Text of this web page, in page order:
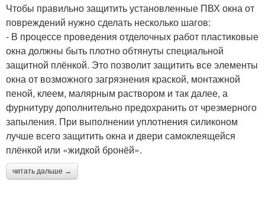
Чтобы правильно защитить установленные ПВХ окна от
повреждений нужно сделать несколько шагов:
- В процессе проведения отделочных работ пластиковые
окна должны быть плотно обтянуты специальной
защитной плёнкой. Это позволит защитить все элементы
окна от возможного загрязнения краской, монтажной
пеной, клеем, малярным раствором и так далее, а
фурнитуру дополнительно предохранить от чрезмерного
запыления. При выполнении уплотнения силиконом
лучше всего защитить окна и двери самоклеящейся
плёнкой или «жидкой бронёй».
читать дальше →